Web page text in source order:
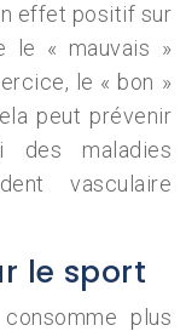
effet positif sur
le « mauvais »
le « bon »
peut prévenir
des maladies
vasculaire
le sport
plus